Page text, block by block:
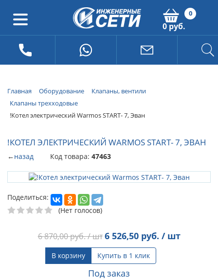
0
0 руб.
Главная Оборудование
Клапаны, вентили
Клапаны трехходовые
!Котел электрический Warmos START- 7, Эван
!КОТЕЛ ЭЛЕКТРИЧЕСКИЙ WARMOS START- 7, ЭВАН
←назад Код товара: 47463
Поделиться:
(Нет голосов)
6 870,00руб. / шт 6 526,50руб. / шт
В корзину Купить в 1 клик
Под заказ